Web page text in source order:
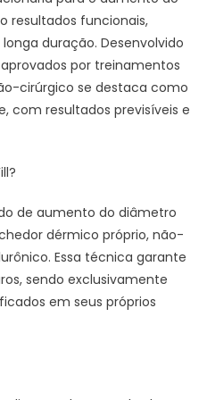
resultados funcionais,
duração. Desenvolvido
por treinamentos
cirúrgico se destaca como
com resultados previsíveis e
de aumento do diâmetro
dérmico próprio, não-
Essa técnica garante
sendo exclusivamente
em seus próprios